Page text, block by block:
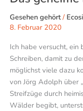
Gesehen gehört/
8. Februar 2020
Ich habe versucht, ein
Schreiben, damit zu
möglichst viele dazu
von Jörg Adolph über
Streifzüge durch
Wälder begibt,